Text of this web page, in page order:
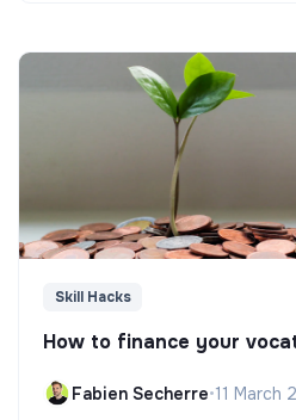
Skill Hacks
How to finance your
Fabien Secherre•11 March